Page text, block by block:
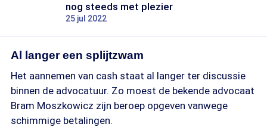
nog steeds met plezier
25 jul 2022
Al langer een splijtzwam
Het aannemen van cash staat al langer ter discussie
binnen de advocatuur. Zo moest de bekende advocaat
Bram Moszkowicz zijn beroep opgeven vanwege
schimmige betalingen.